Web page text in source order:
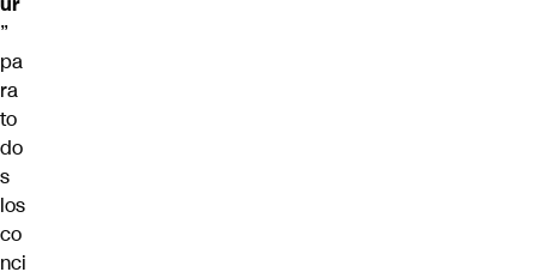
”
pa
ra
to
do
s
los
co
nci